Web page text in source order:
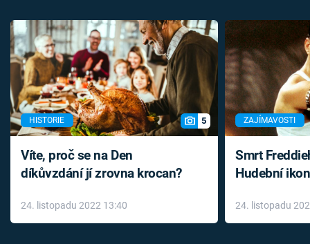
HISTORIE 5
Víte, proč se na Den
díkůvzdání jí zrovna krocan?
24. listopadu 2022 13:40
ZAJÍMAVOSTI
Smrt
Hudební
léky
24. listopadu